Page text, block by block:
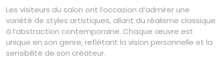
Les visiteurs du salon ont l’occasion d’admirer une
variété de styles artistiques, allant du réalisme classique
à l’abstraction contemporaine. Chaque œuvre est
unique en son genre, reflétant la vision personnelle et la
sensibilité de son créateur.